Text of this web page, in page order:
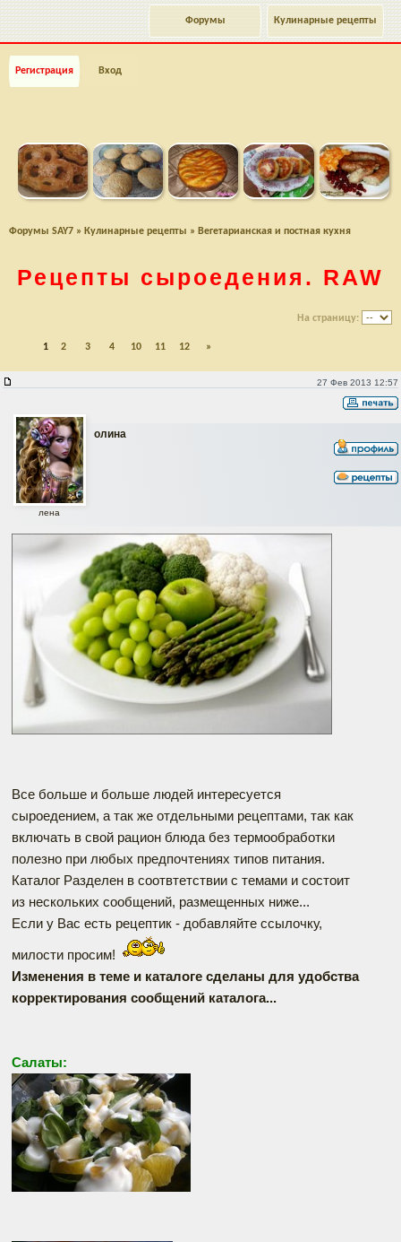
Кулинарные рецепты
Форумы
Регистрация Вход
Форумы SAY7 » Кулинарные рецепты » Вегетарианская и постная кухня
Рецепты сыроедения. RAW
На страницу:
1 2 3 4 10 11 12 »
27 Фев 2013 12:57
олина
лена
Все больше и больше людей интересуется
сыроедением, а так же отдельными рецептами, так как
включать в свой рацион блюда без термообработки
полезно при любых предпочтениях типов питания.
Каталог Разделен в соотвтетствии с темами и состоит
из нескольких сообщений, размещенных ниже...
Если у Вас есть рецептик - добавляйте ссылочку,
милости просим!
Изменения в теме и каталоге сделаны для удобства
корректирования сообщений каталога...
Салаты: